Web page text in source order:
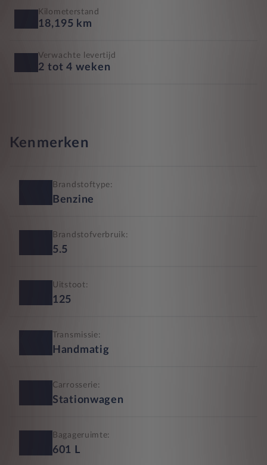
Kilometerstand
18,195 km
Verwachte levertijd
2 tot 4 weken
Kenmerken
Brandstoftype:
Benzine
Brandstofverbruik:
5.5
Uitstoot:
125
Transmissie:
Handmatig
Carrosserie:
Stationwagen
Bagageruimte:
601 L